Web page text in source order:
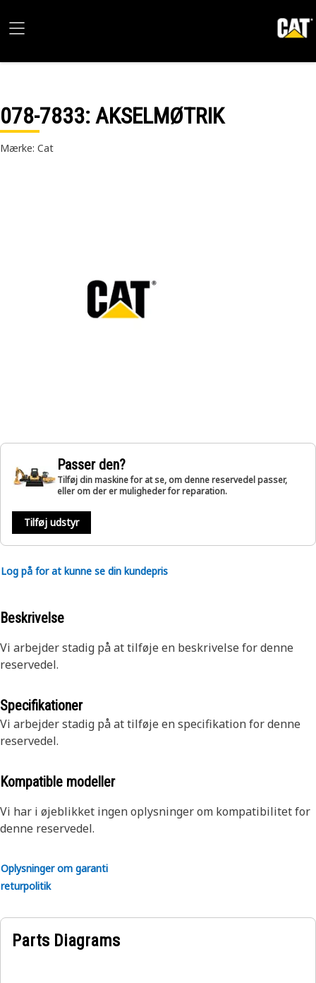
078-7833: AKSELMØTRIK
Mærke: Cat
Passer den?
Tilføj din maskine for at se, om denne reservedel passer,
eller om der er muligheder for reparation.
Tilføj udstyr
Log på for at kunne se din kundepris
Beskrivelse
Vi arbejder stadig på at tilføje en beskrivelse for denne
reservedel.
Specifikationer
Vi arbejder stadig på at tilføje en specifikation for denne
reservedel.
Kompatible modeller
Vi har i øjeblikket ingen oplysninger om kompatibilitet for
denne reservedel.
Oplysninger om garanti
returpolitik
Parts Diagrams